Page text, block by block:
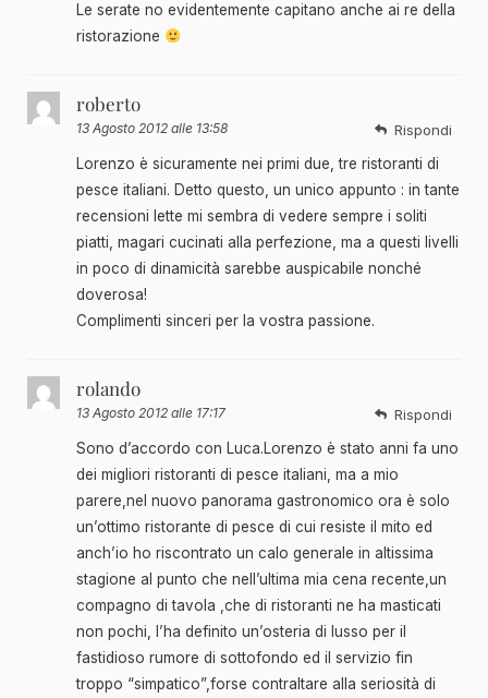
Le serate no evidentemente capitano anche ai re della
ristorazione
roberto
13 Agosto 2012 alle 13:58
Lorenzo è sicuramente nei primi due, tre ristoranti di
pesce italiani. Detto questo, un unico appunto : in tante
recensioni lette mi sembra di vedere sempre i soliti
piatti, magari cucinati alla perfezione, ma a questi livelli
in poco di dinamicità sarebbe auspicabile nonché
doverosa!
Complimenti sinceri per la vostra passione.
Rispondi
rolando
13 Agosto 2012 alle 17:17
Sono d’accordo con Luca.Lorenzo è stato anni fa uno
dei migliori ristoranti di pesce italiani, ma a mio
parere,nel nuovo panorama gastronomico ora è solo
un’ottimo ristorante di pesce di cui resiste il mito ed
anch’io ho riscontrato un calo generale in altissima
stagione al punto che nell’ultima mia cena recente,un
compagno di tavola ,che di ristoranti ne ha masticati
non pochi, l’ha definito un’osteria di lusso per il
fastidioso rumore di sottofondo ed il servizio fin
troppo “simpatico”,forse contraltare alla seriosità di
Rispondi